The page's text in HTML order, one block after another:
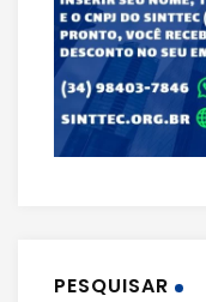
PESQUISAR